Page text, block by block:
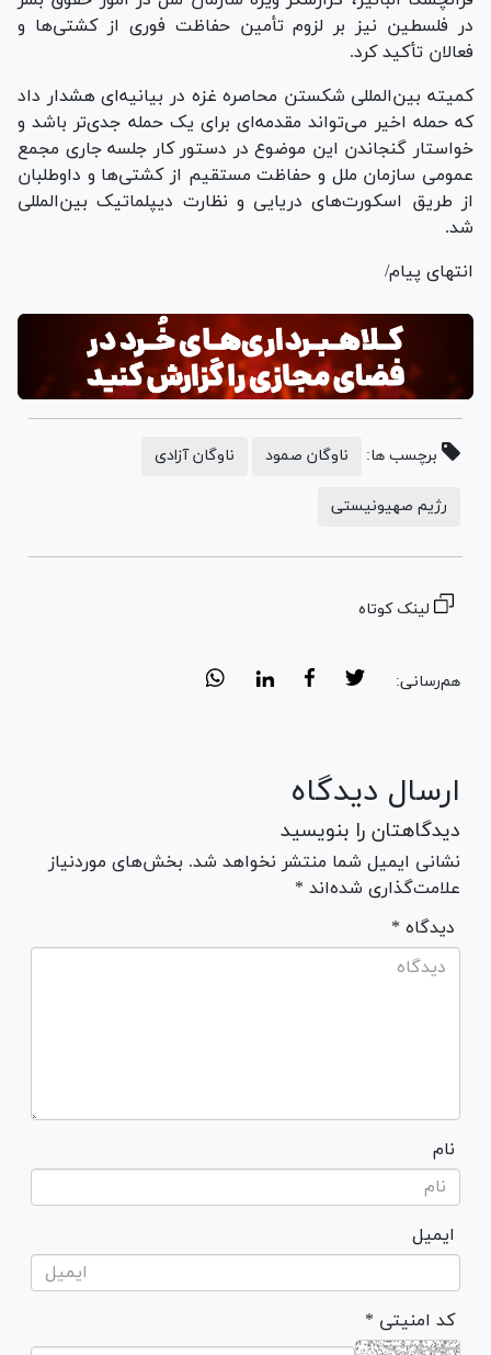
در فلسطین نیز بر لزوم تأمین حفاظت فوری از کشتی‌ها و
فعالان تأکید کرد.
کمیته بین‌المللی شکستن محاصره غزه در بیانیه‌ای هشدار داد
که حمله اخیر می‌تواند مقدمه‌ای برای یک حمله جدی‌تر باشد و
خواستار گنجاندن این موضوع در دستور کار جلسه جاری مجمع
عمومی سازمان ملل و حفاظت مستقیم از کشتی‌ها و داوطلبان
از طریق اسکورت‌های دریایی و نظارت دیپلماتیک بین‌المللی
شد.
انتهای پیام/
برچسب ها: ناوگان صمود ناوگان آزادی
رژیم صهیونیستی
لینک کوتاه
هم‌رسانی:
ارسال دیدگاه
دیدگاهتان را بنویسید
نشانی ایمیل شما منتشر نخواهد شد. بخش‌های موردنیاز
علامت‌گذاری شده‌اند *
* دیدگاه
نام
ایمیل
* کد امنیتی